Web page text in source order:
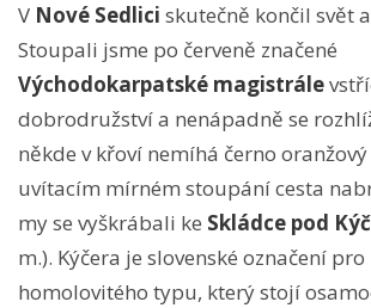
V Nové Sedlici skutečně končil svět
Stoupali jsme po červeně značené
Východokarpatské magistrále
dobrodružství a nenápadně se
někde v křoví nemíhá černo oranžový
uvítacím mírném stoupání cesta
my se vyškrábali ke Skládce pod
m.). Kýčera je slovenské označení
homolovitého typu, který stojí